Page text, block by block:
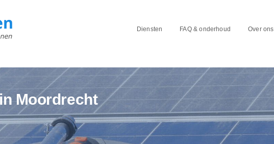
Diensten FAQ & onderhoud Over ons
Moordrecht